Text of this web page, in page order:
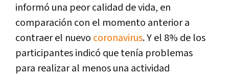
informó una peor calidad de vida, en
comparación con el momento anterior a
contraer el nuevo coronavirus. Y el 8% de los
participantes indicó que tenía problemas
para realizar al menos una actividad